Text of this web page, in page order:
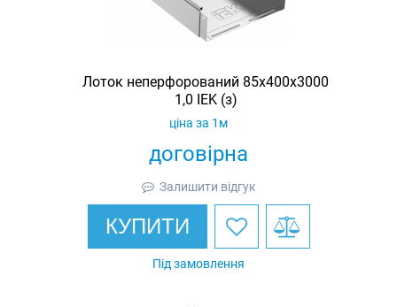
Лоток неперфорований 85х400х3000
1,0 IEK (з)
договірна
ціна за 1м
Залишити відгук
КУПИТИ
Під замовлення